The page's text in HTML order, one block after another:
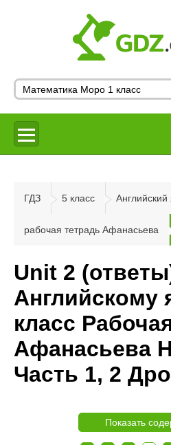
ГДЗ 5 класс Английский
рабочая тетрадь Афанасьева
Unit 2
Английскому
класс
Афанасьева
Часть 1, 2
Показать